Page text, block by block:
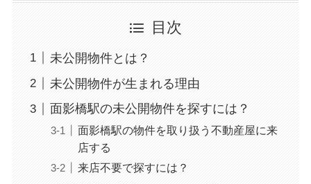
目次
未公開物件とは？
未公開物件が生まれる理由
面影橋駅の未公開物件を探すには？
面影橋駅の物件を取り扱う不動産屋に来
店する
来店不要で探すには？